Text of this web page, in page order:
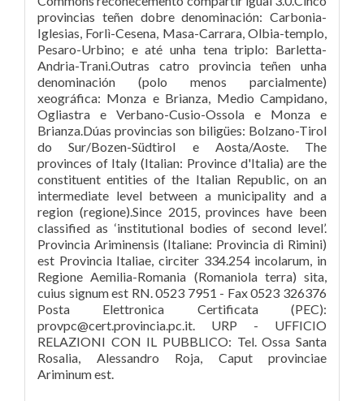
provincias teñen dobre denominación: Carbonia-
Iglesias, Forlì-Cesena, Masa-Carrara, Olbia-templo,
Pesaro-Urbino; e até unha tena triplo: Barletta-
Andria-Trani.Outras catro provincia teñen unha
denominación (polo menos parcialmente)
xeográfica: Monza e Brianza, Medio Campidano,
Ogliastra e Verbano-Cusio-Ossola e Monza e
Brianza.Dúas provincias son biligües: Bolzano-Tirol
do Sur/Bozen-Südtirol e Aosta/Aoste. The
provinces of Italy (Italian: Province d'Italia) are the
constituent entities of the Italian Republic, on an
intermediate level between a municipality and a
region (regione).Since 2015, provinces have been
classified as ‘institutional bodies of second level’.
Provincia Ariminensis (Italiane: Provincia di Rimini)
est Provincia Italiae, circiter 334.254 incolarum, in
Regione Aemilia-Romania (Romaniola terra) sita,
cuius signum est RN. 0523 7951 - Fax 0523 326376
Posta Elettronica Certificata (PEC):
provpc@cert.provincia.pc.it. URP - UFFICIO
RELAZIONI CON IL PUBBLICO: Tel. Ossa Santa
Rosalia, Alessandro Roja, Caput provinciae
Ariminum est.